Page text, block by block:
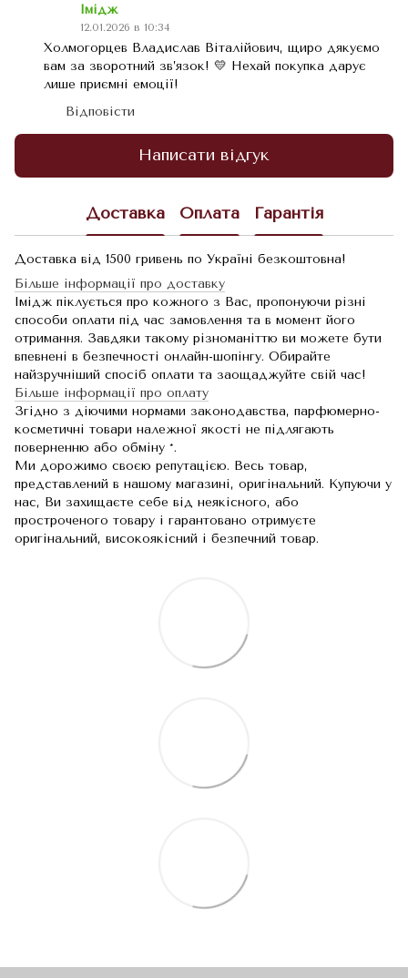
Імідж
12.01.2026 в 10:34
Холмогорцев Владислав Віталійович, щиро дякуємо
вам за зворотний зв’язок! 💛 Нехай покупка дарує
лише приємні емоції!
Відповісти
Написати відгук
Доставка Оплата Гарантія
Доставка від 1500 гривень по Україні безкоштовна!
Більше інформації про доставку
Імідж піклується про кожного з Вас, пропонуючи різні
способи оплати під час замовлення та в момент його
отримання. Завдяки такому різноманіттю ви можете бути
впевнені в безпечності онлайн-шопінгу. Обирайте
найзручніший спосіб оплати та заощаджуйте свій час!
Більше інформації про оплату
Згідно з діючими нормами законодавства, парфюмерно-
косметичні товари належної якості не підлягають
поверненню або обміну *.
Ми дорожимо своєю репутацією. Весь товар,
представлений в нашому магазині, оригінальний. Купуючи у
нас, Ви захищаєте себе від неякісного, або
простроченого товару і гарантовано отримуєте
оригінальний, високоякісний і безпечний товар.